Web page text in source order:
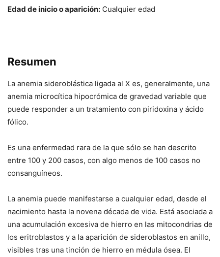
Edad de inicio o aparición: Cualquier edad
Resumen
La anemia sideroblástica ligada al X es, generalmente, una
anemia microcítica hipocrómica de gravedad variable que
puede responder a un tratamiento con piridoxina y ácido
fólico.
Es una enfermedad rara de la que sólo se han descrito
entre 100 y 200 casos, con algo menos de 100 casos no
consanguíneos.
La anemia puede manifestarse a cualquier edad, desde el
nacimiento hasta la novena década de vida. Está asociada a
una acumulación excesiva de hierro en las mitocondrias de
los eritroblastos y a la aparición de sideroblastos en anillo,
visibles tras una tinción de hierro en médula ósea. El